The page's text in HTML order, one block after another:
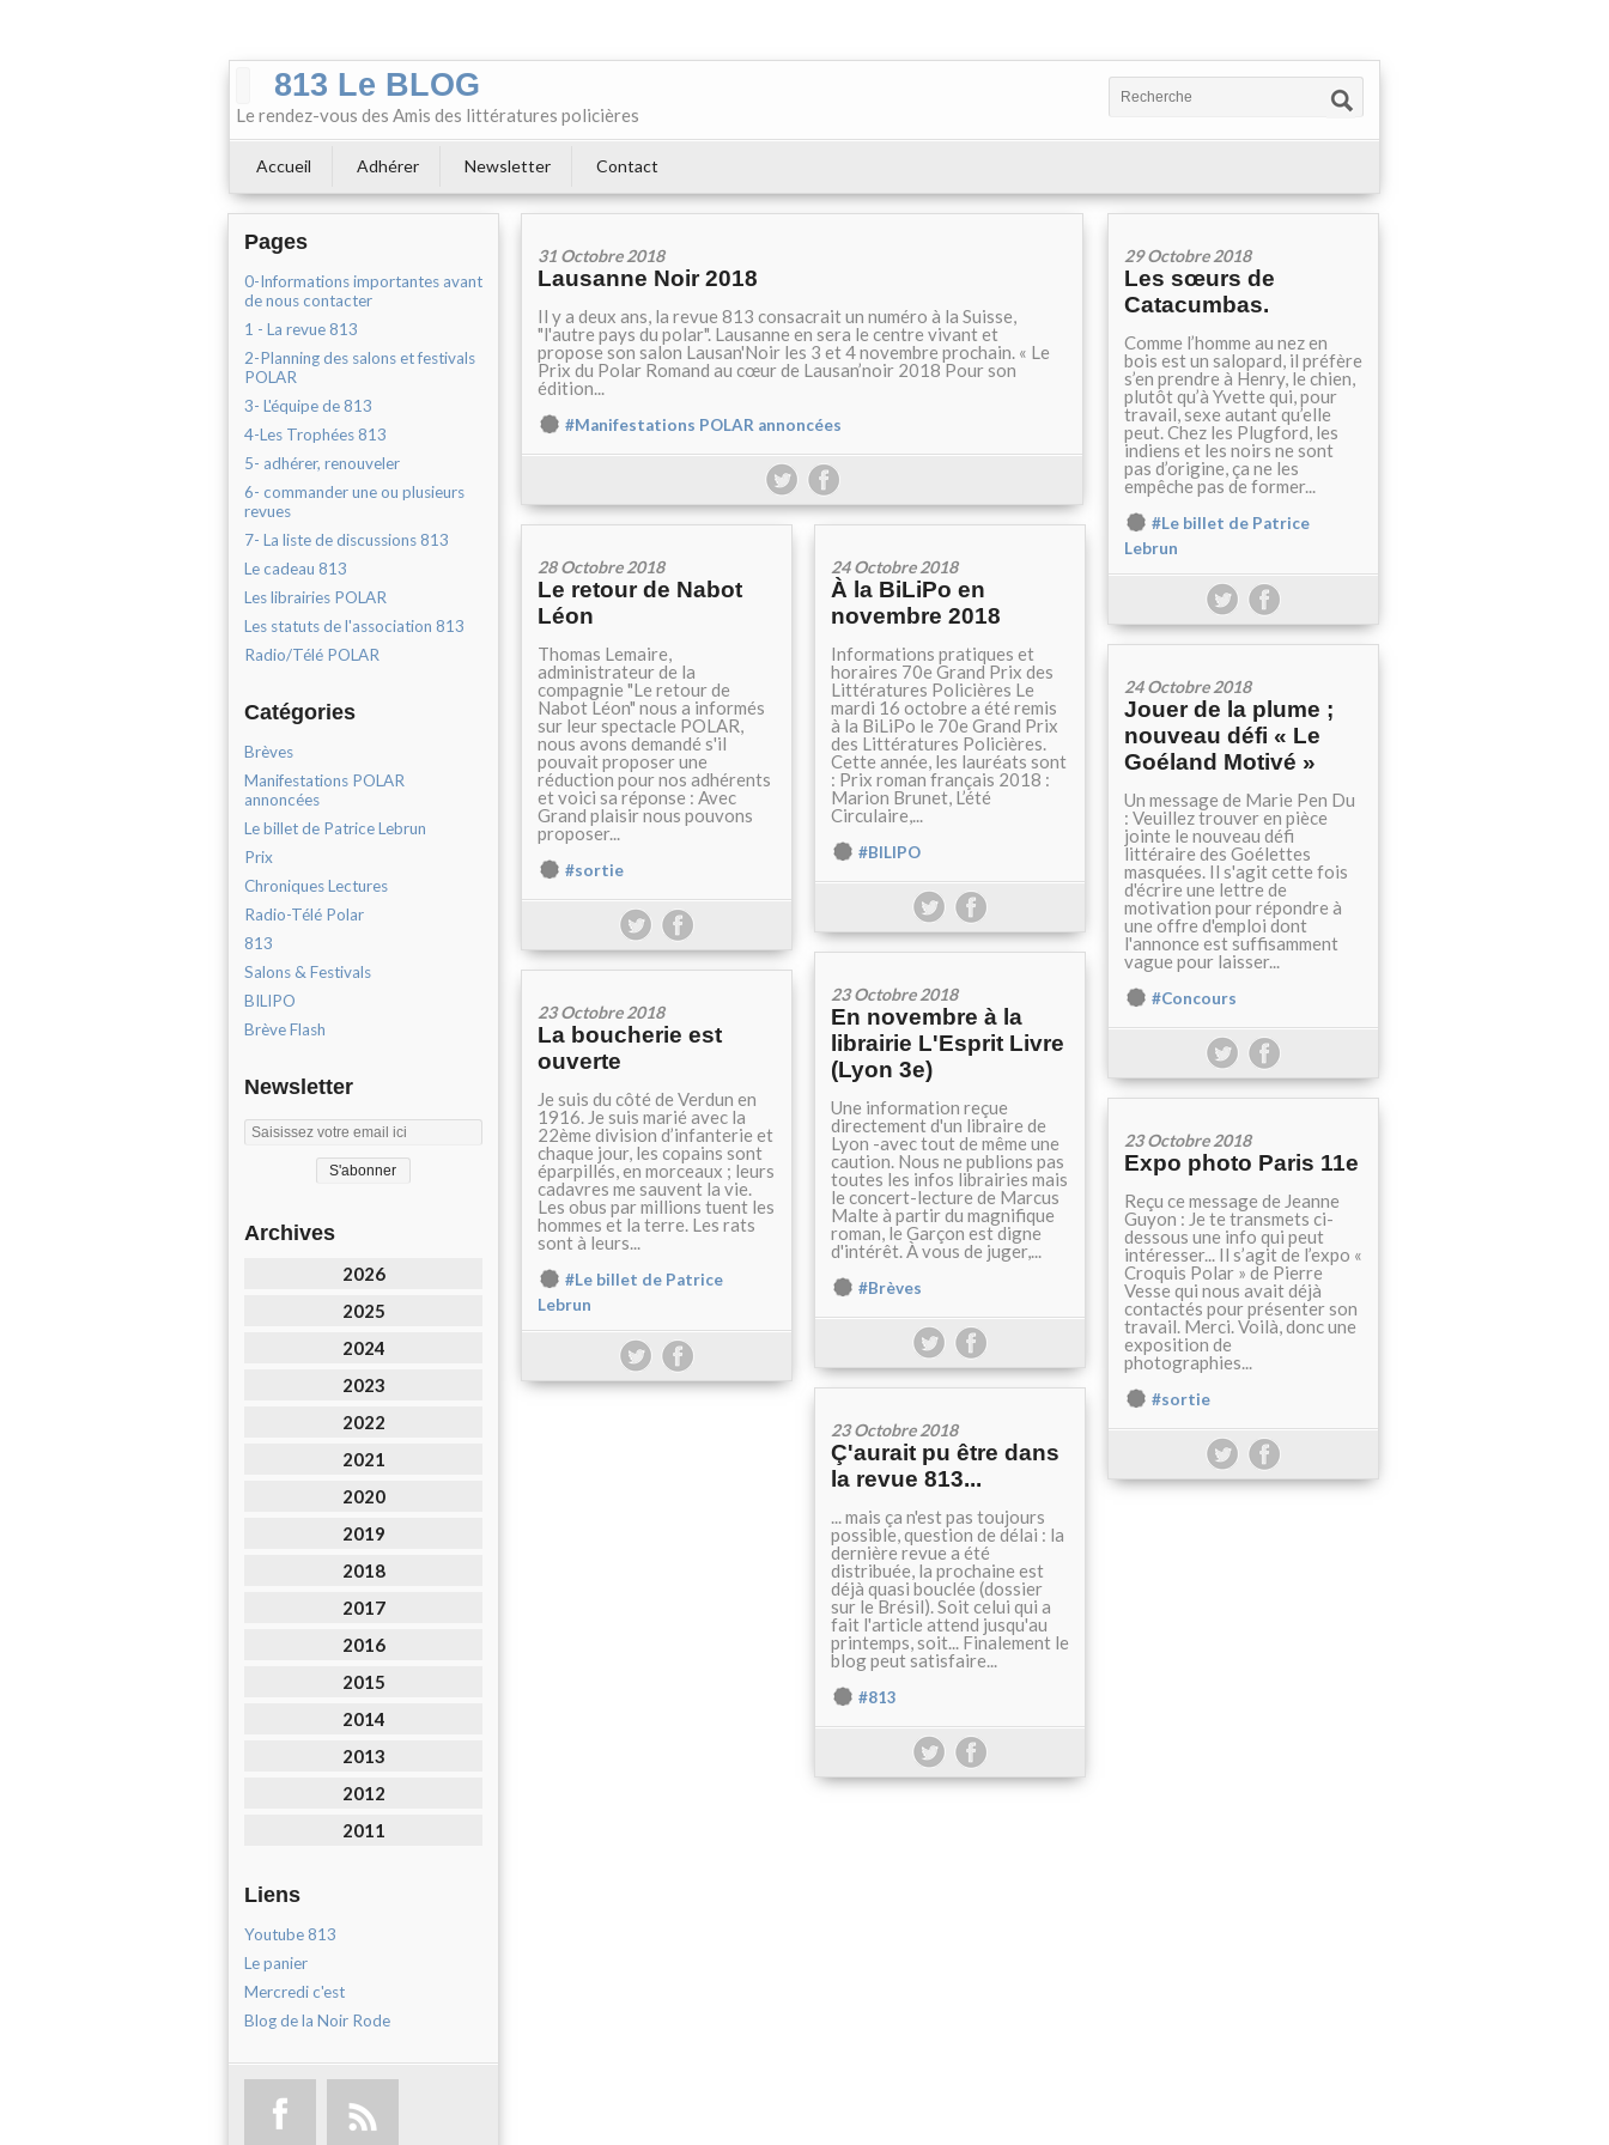
813 Le BLOG
Le rendez-vous des Amis des littératures policières
Accueil Adhérer Newsletter Contact
Pages
0-Informations importantes avant
de nous contacter
1 - La revue 813
2-Planning des salons et festivals
POLAR
3- L'équipe de 813
4-Les Trophées 813
5- adhérer, renouveler
6- commander une ou plusieurs
revues
7- La liste de discussions 813
Le cadeau 813
Les librairies POLAR
Les statuts de l'association 813
Radio/Télé POLAR
Catégories
Brèves
Manifestations POLAR
annoncées
Le billet de Patrice Lebrun
Prix
Chroniques Lectures
Radio-Télé Polar
813
Salons & Festivals
BILIPO
Brève Flash
Newsletter
Archives
2026
2025
2024
2023
2022
2021
2020
2019
2018
2017
2016
2015
2014
2013
2012
2011
Liens
Youtube 813
Le panier
Mercredi c'est
Blog de la Noir Rode
31 Octobre 2018
Lausanne Noir 2018
Il y a deux ans, la revue 813 consacrait un numéro à la Suisse,
"l'autre pays du polar". Lausanne en sera le centre vivant et
propose son salon Lausan'Noir les 3 et 4 novembre prochain. « Le
Prix du Polar Romand au cœur de Lausan’noir 2018 Pour son
édition...
#Manifestations POLAR annoncées
29 Octobre 2018
Les sœurs de
Catacumbas.
Comme l’homme au nez en
bois est un salopard, il préfère
s’en prendre à Henry, le chien,
plutôt qu’à Yvette qui, pour
travail, sexe autant qu’elle
peut. Chez les Plugford, les
indiens et les noirs ne sont
pas d’origine, ça ne les
empêche pas de former...
#Le billet de Patrice
Lebrun
28 Octobre 2018
Le retour de Nabot
Léon
Thomas Lemaire,
administrateur de la
compagnie "Le retour de
Nabot Léon" nous a informés
sur leur spectacle POLAR,
nous avons demandé s'il
pouvait proposer une
réduction pour nos adhérents
et voici sa réponse : Avec
Grand plaisir nous pouvons
proposer...
#sortie
24 Octobre 2018
À la BiLiPo en
novembre 2018
Informations pratiques et
horaires 70e Grand Prix des
Littératures Policières Le
mardi 16 octobre a été remis
à la BiLiPo le 70e Grand Prix
des Littératures Policières.
Cette année, les lauréats sont
: Prix roman français 2018 :
Marion Brunet, L’été
Circulaire,...
#BILIPO
24 Octobre 2018
Jouer de la plume ;
nouveau défi « Le
Goéland Motivé »
Un message de Marie Pen Du
: Veuillez trouver en pièce
jointe le nouveau défi
littéraire des Goélettes
masquées. Il s'agit cette fois
d'écrire une lettre de
motivation pour répondre à
une offre d'emploi dont
l'annonce est suffisamment
vague pour laisser...
#Concours
23 Octobre 2018
En novembre à la
librairie L'Esprit Livre
(Lyon 3e)
Une information reçue
directement d'un libraire de
Lyon -avec tout de même une
caution. Nous ne publions pas
toutes les infos librairies mais
le concert-lecture de Marcus
Malte à partir du magnifique
roman, le Garçon est digne
d'intérêt. À vous de juger,...
#Brèves
23 Octobre 2018
La boucherie est
ouverte
Je suis du côté de Verdun en
1916. Je suis marié avec la
22ème division d’infanterie et
chaque jour, les copains sont
éparpillés, en morceaux ; leurs
cadavres me sauvent la vie.
Les obus par millions tuent les
hommes et la terre. Les rats
sont à leurs...
#Le billet de Patrice
Lebrun
23 Octobre 2018
Expo photo Paris 11e
Reçu ce message de Jeanne
Guyon : Je te transmets ci-
dessous une info qui peut
intéresser... Il s’agit de l’expo «
Croquis Polar » de Pierre
Vesse qui nous avait déjà
contactés pour présenter son
travail. Merci. Voilà, donc une
exposition de
photographies...
#sortie
23 Octobre 2018
Ç'aurait pu être dans
la revue 813...
... mais ça n'est pas toujours
possible, question de délai : la
dernière revue a été
distribuée, la prochaine est
déjà quasi bouclée (dossier
sur le Brésil). Soit celui qui a
fait l'article attend jusqu'au
printemps, soit... Finalement le
blog peut satisfaire...
#813